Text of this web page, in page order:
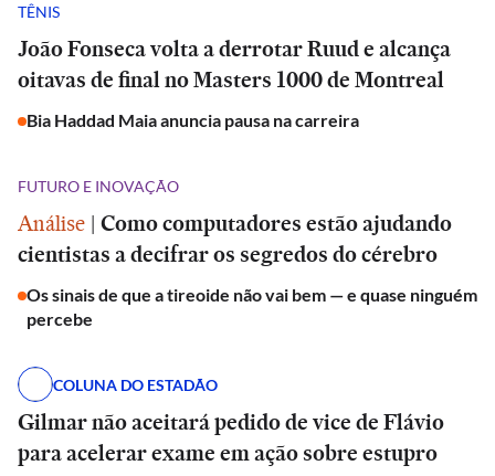
TÊNIS
João Fonseca volta a derrotar Ruud e alcança
oitavas de final no Masters 1000 de Montreal
Bia Haddad Maia anuncia pausa na carreira
FUTURO E INOVAÇÃO
Análise | Como computadores estão ajudando
cientistas a decifrar os segredos do cérebro
Os sinais de que a tireoide não vai bem — e quase ninguém
percebe
COLUNA DO ESTADÃO
Gilmar não aceitará pedido de vice de Flávio
para acelerar exame em ação sobre estupro